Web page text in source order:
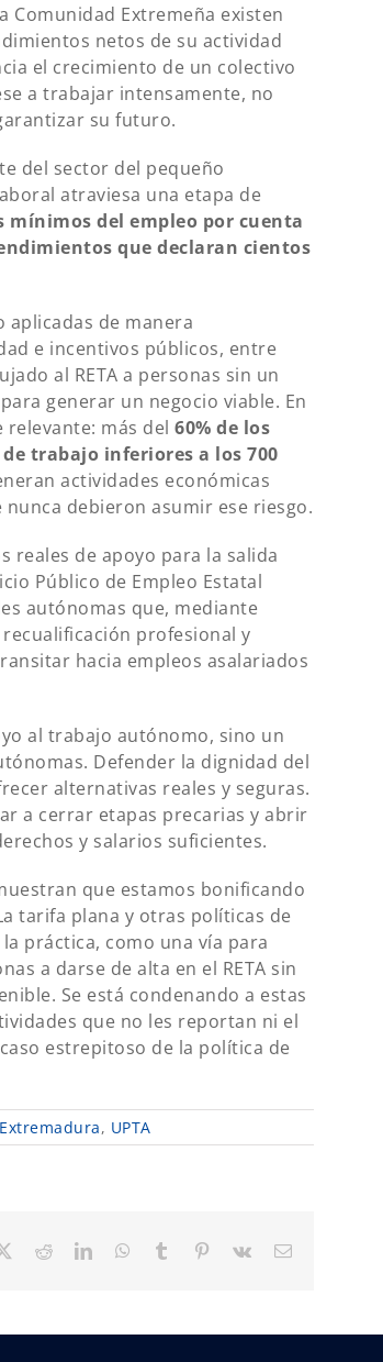
Comunidad Extremeña existen
netos de su actividad
el crecimiento de un colectivo
a trabajar intensamente, no
su futuro.
del sector del pequeño
atraviesa una etapa de
mínimos del empleo por cuenta
que declaran cientos
aplicadas de manera
e incentivos públicos, entre
al RETA a personas sin un
generar un negocio viable. En
más del 60% de los
trabajo inferiores a los 700
actividades económicas
debieron asumir ese riesgo.
reales de apoyo para la salida
Público de Empleo Estatal
autónomas que, mediante
profesional y
hacia empleos asalariados
al trabajo autónomo, sino un
Defender la dignidad del
alternativas reales y seguras.
a cerrar etapas precarias y abrir
y salarios suficientes.
que estamos bonificando
tarifa plana y otras políticas de
práctica, como una vía para
a darse de alta en el RETA sin
Se está condenando a estas
que no les reportan ni el
estrepitoso de la política de
Extremadura, UPTA
RedditLinkedInWhatsApp
Tumblr Pinterest
Vk
Correo